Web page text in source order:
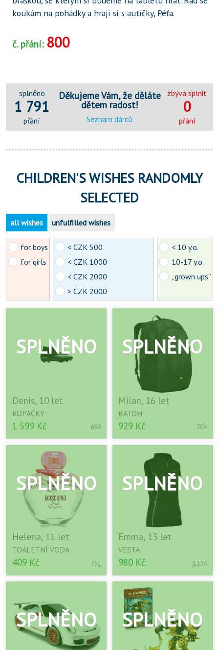
koukám na pohádky a hraji si s autíčky, Péťa.
č. přání: 800
splněno
1 791
přání
Děkujeme Vám, že děláte
dětem radost!
Seznam dárců
zbývá splnit
0
přání
CHILDREN'S WISHES RANDOMLY
SELECTED
all wishes unfulfilled wishes
for boys
for girls
< CZK 500
< CZK 1000
< CZK 2000
> CZK 2000
< 10 y.o.
10-17 y.o.
„grown ups“
Denis, 10 let
KOPAČKY
1 599 Kč 699
Milan, 16 let
BATOH
929 Kč 704
Helena, 11 let
TOALETNÍ VODA
409 Kč 731
Emma, 13 let
VESTA
980 Kč 1334